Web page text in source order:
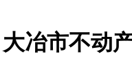
大冶市不动